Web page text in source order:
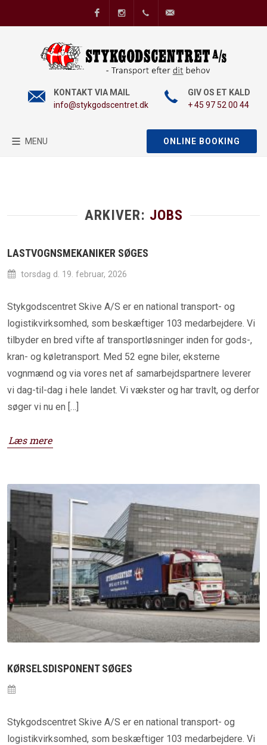
FacebookInstagram+45 97 52 00 44
KONTAKT VIA MAIL
info@stykgodscentret.dk
GIV OS ET KALD
+ 45 97 52 00 44
ONLINE BOOKING
MENU
ARKIVER: JOBS
LASTVOGNSMEKANIKER SØGES
torsdag d. 19. februar, 2026
Stykgodscentret Skive A/S er en national transport- og
logistikvirksomhed, som beskæftiger 103 medarbejdere. Vi
tilbyder en bred vifte af transportløsninger inden for gods-,
kran- og køletransport. Med 52 egne biler, eksterne
vognmænd og via vores net af samarbejdspartnere leverer
vi dag-til-dag i hele landet. Vi vækster og har travlt, og derfor
søger vi nu en […]
Læs mere
KØRSELSDISPONENT SØGES
Stykgodscentret Skive A/S er en national transport- og
logistikvirksomhed, som beskæftiger 103 medarbejdere. Vi